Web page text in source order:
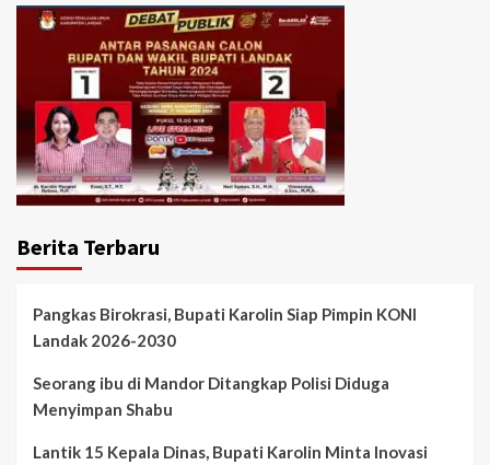
Berita Terbaru
Pangkas Birokrasi, Bupati Karolin Siap Pimpin KONI
Landak 2026-2030
Seorang ibu di Mandor Ditangkap Polisi Diduga
Menyimpan Shabu
Lantik 15 Kepala Dinas, Bupati Karolin Minta Inovasi